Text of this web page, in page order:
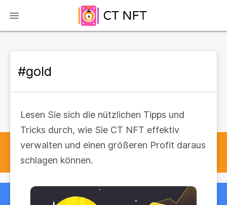
#gold
Lesen Sie sich die nützlichen Tipps und
Tricks durch, wie Sie CT NFT effektiv
verwalten und einen größeren Profit daraus
schlagen können.